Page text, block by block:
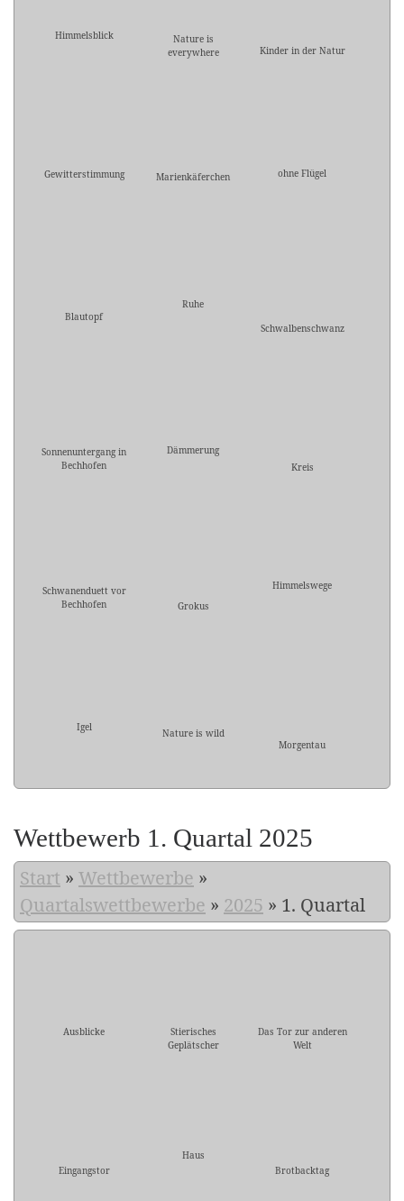
Himmelsblick
Nature is
everywhere
Kinder in der Natur
Gewitterstimmung Marienkäferchen ohne Flügel
Blautopf
Ruhe
Schwalbenschwanz
Sonnenuntergang in
Bechhofen
Dämmerung
Kreis
Schwanenduett vor
Bechhofen
Grokus
Himmelswege
Igel
Nature is wild
Morgentau
Wettbewerb 1. Quartal 2025
Start » Wettbewerbe »
Quartalswettbewerbe » 2025 » 1. Quartal
Ausblicke
Stierisches
Geplätscher
Das Tor zur anderen
Welt
Eingangstor
Haus
Brotbacktag